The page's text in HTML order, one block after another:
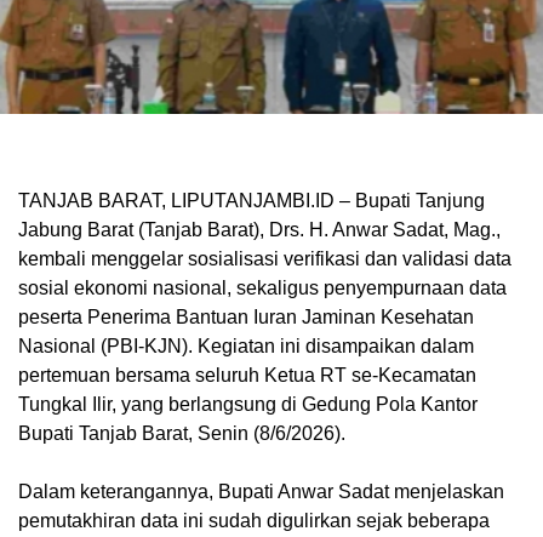
TANJAB BARAT, LIPUTANJAMBI.ID – Bupati Tanjung
Jabung Barat (Tanjab Barat), Drs. H. Anwar Sadat, Mag.,
kembali menggelar sosialisasi verifikasi dan validasi data
sosial ekonomi nasional, sekaligus penyempurnaan data
peserta Penerima Bantuan Iuran Jaminan Kesehatan
Nasional (PBI-KJN). Kegiatan ini disampaikan dalam
pertemuan bersama seluruh Ketua RT se-Kecamatan
Tungkal Ilir, yang berlangsung di Gedung Pola Kantor
Bupati Tanjab Barat, Senin (8/6/2026).
Dalam keterangannya, Bupati Anwar Sadat menjelaskan
pemutakhiran data ini sudah digulirkan sejak beberapa